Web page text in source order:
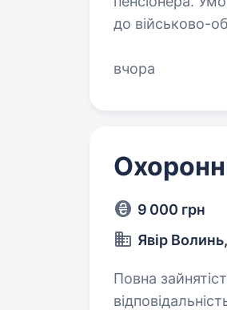
до військово-облікової
підписанні…
вчора
9 000 грн
Явір
Повна зайнятість. Вимоги: без вимог до освіти та досвіду